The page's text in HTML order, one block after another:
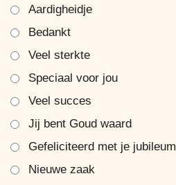
Aardigheidje
Bedankt
Veel sterkte
Speciaal voor jou
Veel succes
Jij bent Goud waard
Gefeliciteerd met je jubileum
Nieuwe zaak